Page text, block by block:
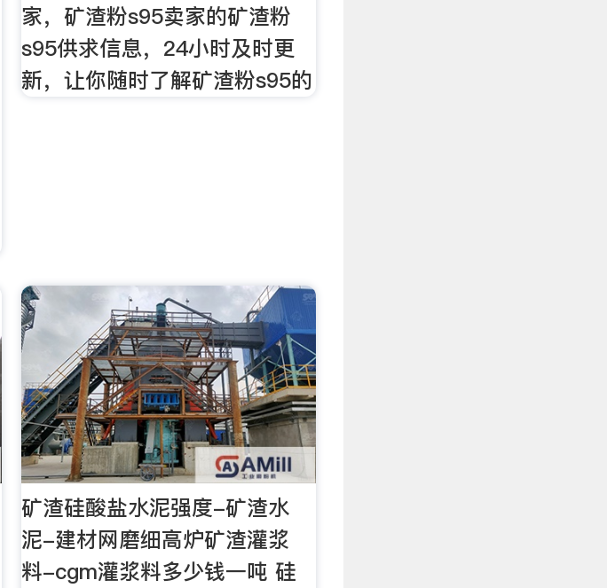
家，矿渣粉s95卖家的矿渣粉
s95供求信息，24小时及时更
新，让你随时了解矿渣粉s95的
矿渣硅酸盐水泥强度-矿渣水
泥-建材网磨细高炉矿渣灌浆
料-cgm灌浆料多少钱一吨 硅